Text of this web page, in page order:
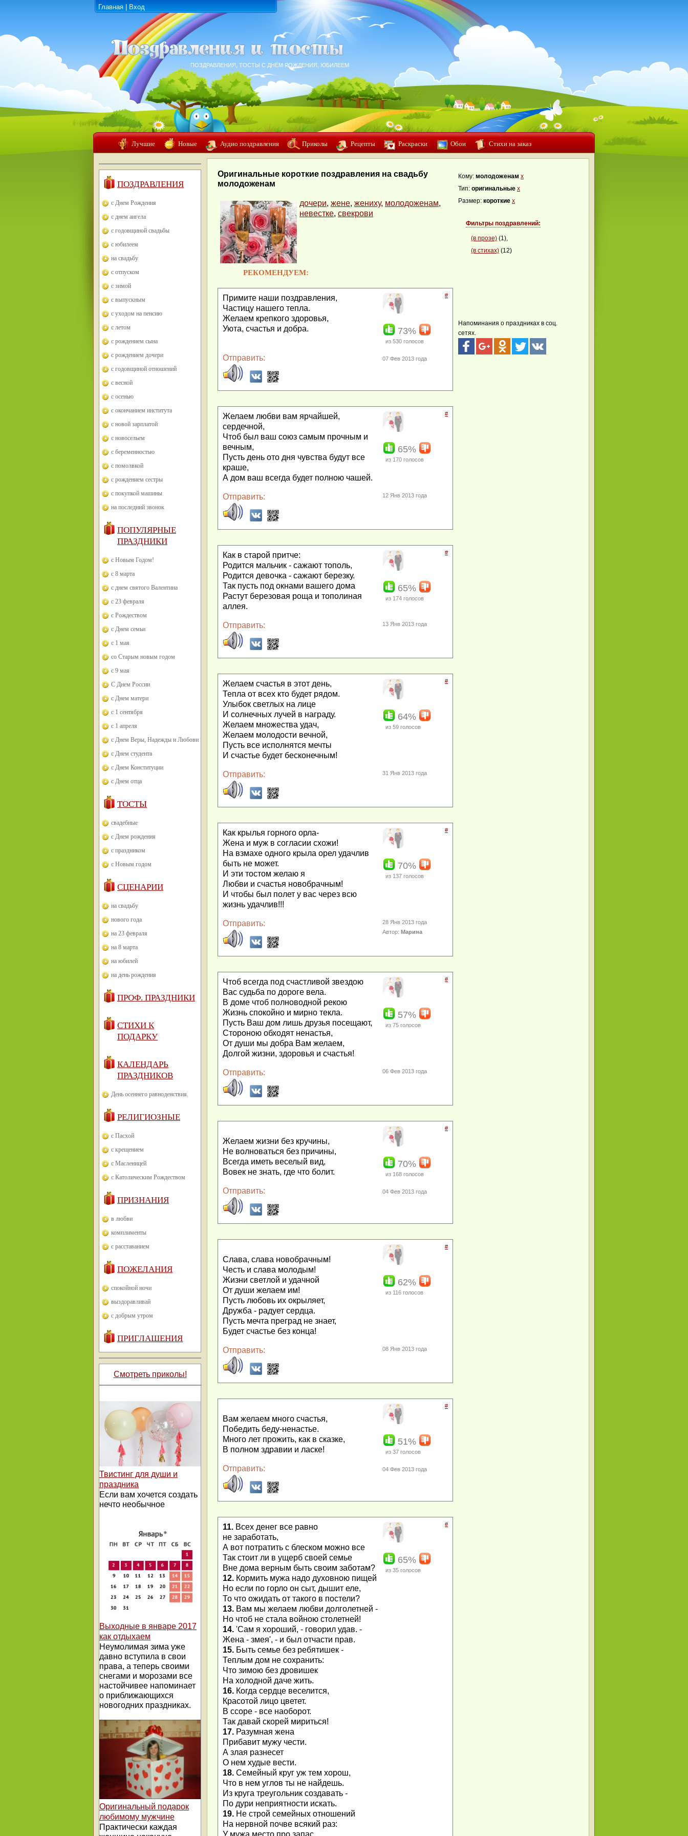
Главная Вход
ПОЗДРАВЛЕНИЯ, ТОСТЫ С ДНЁМ РОЖДЕНИЯ, ЮБИЛЕЕМ
Лучшие Новые Аудио поздравления Приколы Рецепты Раскраски Обои Стихи на заказ
ПОЗДРАВЛЕНИЯ
с Днем Рождения
с днем ангела
с годовщиной свадьбы
с юбилеем
на свадьбу
с отпуском
с зимой
с выпускным
с уходом на пенсию
с летом
с рождением сына
с рождением дочери
с годовщиной отношений
с весной
с осенью
с окончанием института
с новой зарплатой
с новосельем
с беременностью
с помолвкой
с рождением сестры
с покупкой машины
на последний звонок
ПОПУЛЯРНЫЕ
ПРАЗДНИКИ
с Новым Годом!
с 8 марта
с днем святого Валентина
с 23 февраля
с Рождеством
с Днем семьи
с 1 мая
со Старым новым годом
с 9 мая
С Днем России
с Днем матери
с 1 сентября
с 1 апреля
с Днем Веры, Надежды и Любови
с Днем студента
с Днем Конституции
с Днем отца
ТОСТЫ
свадебные
с Днем рождения
с праздником
с Новым годом
СЦЕНАРИИ
на свадьбу
нового года
на 23 февраля
на 8 марта
на юбилей
на день рождения
ПРОФ. ПРАЗДНИКИ
СТИХИ К
ПОДАРКУ
КАЛЕНДАРЬ
ПРАЗДНИКОВ
День осеннего равноденствия.
РЕЛИГИОЗНЫЕ
с Пасхой
с крещением
с Масленицей
с Католическим Рождеством
ПРИЗНАНИЯ
в любви
комплименты
с расставанием
ПОЖЕЛАНИЯ
спокойной ночи
выздоравливай
с добрым утром
ПРИГЛАШЕНИЯ
Смотреть приколы!
Твистинг для души и
праздника
Если вам хочется создать
нечто необычное
Выходные в январе 2017
как отдыхаем
Неумолимая зима уже
давно вступила в свои
права, а теперь своими
снегами и морозами все
настойчивее напоминает
о приближающихся
новогодних праздниках.
Оригинальный подарок
любимому мужчине
Практически каждая
Оригинальные короткие поздравления на свадьбу
молодоженам
дочери, жене, жениху, молодоженам,
невестке, свекрови
РЕКОМЕНДУЕМ:
Примите наши поздравления,
Частицу нашего тепла.
Желаем крепкого здоровья,
Уюта, счастья и добра.
#
73%
из 530 голосов
Отправить: 07 Фев 2013 года
Желаем любви вам ярчайшей,
сердечной,
Чтоб был ваш союз самым прочным и
вечным,
Пусть день ото дня чувства будут все
краше,
А дом ваш всегда будет полною чашей.
#
65%
из 170 голосов
Отправить: 12 Янв 2013 года
Как в старой притче:
Родится мальчик - сажают тополь,
Родится девочка - сажают березку.
Так пусть под окнами вашего дома
Растут березовая роща и тополиная
аллея.
#
65%
из 174 голосов
Отправить: 13 Янв 2013 года
Желаем счастья в этот день,
Тепла от всех кто будет рядом.
Улыбок светлых на лице
И солнечных лучей в награду.
Желаем множества удач,
Желаем молодости вечной,
Пусть все исполнятся мечты
И счастье будет бесконечным!
#
64%
из 59 голосов
Отправить: 31 Янв 2013 года
Как крылья горного орла-
Жена и муж в согласии схожи!
На взмахе одного крыла орел удачлив
быть не может.
И эти тостом желаю я
Любви и счастья новобрачным!
И чтобы был полет у вас через всю
жизнь удачлив!!!
#
70%
из 137 голосов
Отправить:
28 Янв 2013 года
Автор: Марина
Чтоб всегда под счастливой звездою
Вас судьба по дороге вела.
В доме чтоб полноводной рекою
Жизнь спокойно и мирно текла.
Пусть Ваш дом лишь друзья посещают,
Стороною обходят ненастья,
От души мы добра Вам желаем,
Долгой жизни, здоровья и счастья!
#
57%
из 75 голосов
Отправить: 06 Фев 2013 года
Желаем жизни без кручины,
Не волноваться без причины,
Всегда иметь веселый вид,
Вовек не знать, где что болит.
#
70%
из 168 голосов
Отправить: 04 Фев 2013 года
Слава, слава новобрачным!
Честь и слава молодым!
Жизни светлой и удачной
От души желаем им!
Пусть любовь их окрыляет,
Дружба - радует сердца.
Пусть мечта преград не знает,
Будет счастье без конца!
#
62%
из 116 голосов
Отправить: 08 Янв 2013 года
Вам желаем много счастья,
Победить беду-ненастье.
Много лет прожить, как в сказке,
В полном здравии и ласке!
#
51%
из 37 голосов
Отправить: 04 Фев 2013 года
11. Всех денег все равно
не заработать,
А вот потратить с блеском можно все
Так стоит ли в ущерб своей семье
Вне дома верным быть своим заботам?
12. Кормить мужа надо духовною пищей
Но если по горло он сыт, дышит еле,
То что ожидать от такого в постели?
13. Вам мы желаем любви долголетней -
Но чтоб не стала войною столетней!
14. 'Сам я хороший, - говорил удав. -
Жена - змея', - и был отчасти прав.
15. Быть семье без ребятишек -
Теплым дом не сохранить:
Что зимою без дровишек
На холодной даче жить.
16. Когда сердце веселится,
Красотой лицо цветет.
В ссоре - все наоборот.
Так давай скорей мириться!
17. Разумная жена
Прибавит мужу чести.
А злая разнесет
О нем худые вести.
18. Семейный круг уж тем хорош,
Что в нем углов ты не найдешь.
Из круга треугольник создавать -
По дури неприятности искать.
19. Не строй семейных отношений
На нервной почве всякий раз:
#
65%
из 35 голосов
Кому: молодоженам x
Тип: оригинальные x
Размер: короткие x
Фильтры поздравлений:
(в прозе) (1),
(в стихах) (12)
Напоминания о праздниках в соц.
сетях.